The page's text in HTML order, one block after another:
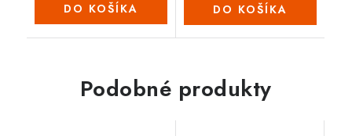
DO KOŠÍKA DO KOŠÍKA
Podobné produkty